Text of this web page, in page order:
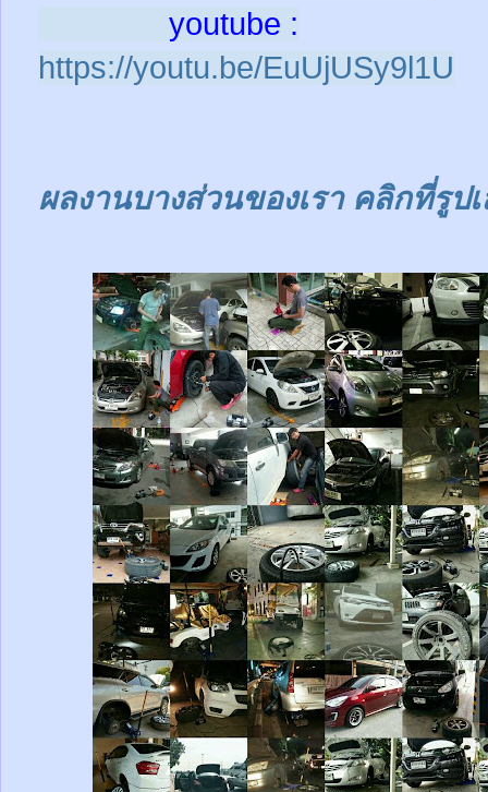
youtube :
https://youtu.be/EuUjUSy9l1U
ผลงานบางส่วนของเรา คลิกที่รูป